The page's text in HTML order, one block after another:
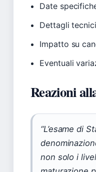
Date
Dettagli
Impatto su
Eventuali
Reazioni
“L’esame di
non solo i